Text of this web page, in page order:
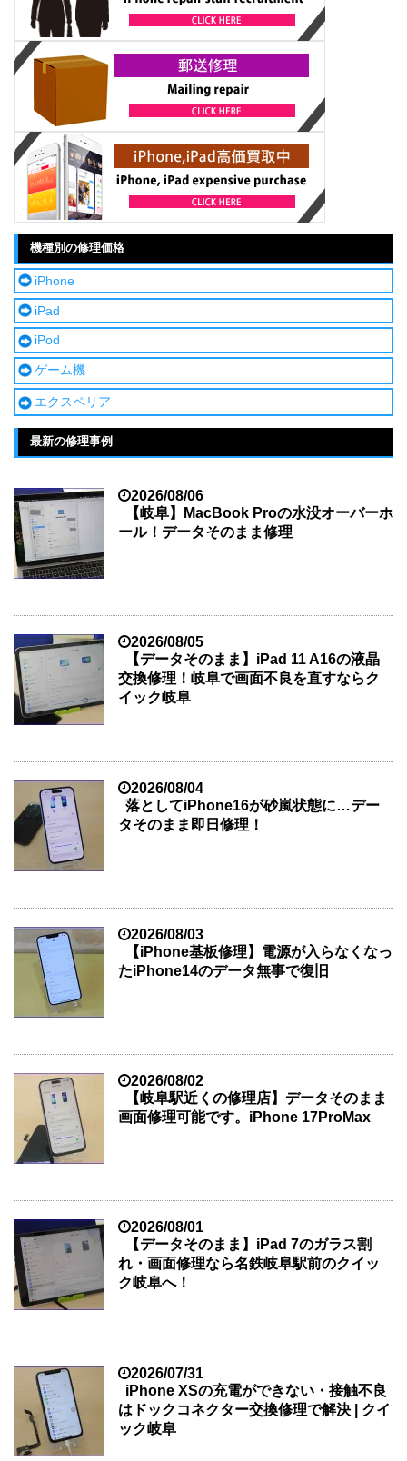
機種別の修理価格
iPhone
iPad
iPod
ゲーム機
エクスペリア
最新の修理事例
2026/08/06
【岐阜】MacBook Proの水没オーバーホ
ール！データそのまま修理
2026/08/05
【データそのまま】iPad 11 A16の液晶
交換修理！岐阜で画面不良を直すならク
イック岐阜
2026/08/04
落としてiPhone16が砂嵐状態に…デー
タそのまま即日修理！
2026/08/03
【iPhone基板修理】電源が入らなくなっ
たiPhone14のデータ無事で復旧
2026/08/02
【岐阜駅近くの修理店】データそのまま
画面修理可能です。iPhone 17ProMax
2026/08/01
【データそのまま】iPad 7のガラス割
れ・画面修理なら名鉄岐阜駅前のクイッ
ク岐阜へ！
2026/07/31
iPhone XSの充電ができない・接触不良
はドックコネクター交換修理で解決 | クイ
ック岐阜